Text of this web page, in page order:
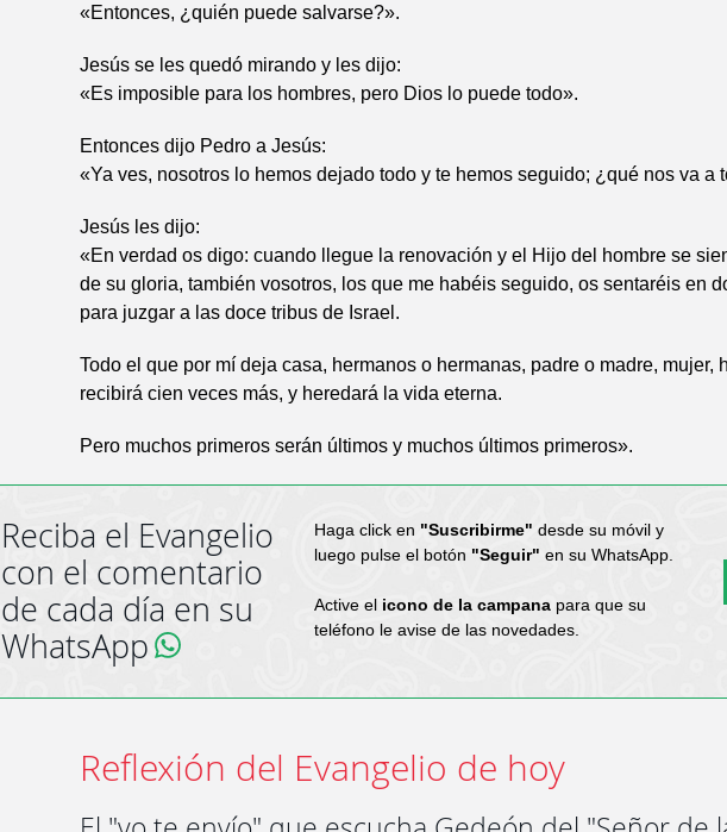
«Entonces, ¿quién puede salvarse?».
Jesús se les quedó mirando y les dijo:
«Es imposible para los hombres, pero Dios lo puede todo».
Entonces dijo Pedro a Jesús:
«Ya ves, nosotros lo hemos dejado todo y te hemos seguido; ¿qué nos va a
Jesús les dijo:
«En verdad os digo: cuando llegue la renovación y el Hijo del hombre se
de su gloria, también vosotros, los que me habéis seguido, os sentaréis en
para juzgar a las doce tribus de Israel.
Todo el que por mí deja casa, hermanos o hermanas, padre o madre, mujer,
recibirá cien veces más, y heredará la vida eterna.
Pero muchos primeros serán últimos y muchos últimos primeros».
Reciba el Evangelio
con el comentario
de cada día en su
WhatsApp
Haga click en "Suscribirme" desde su móvil y
luego pulse el botón "Seguir" en su WhatsApp.
Active el icono de la campanapara que su
teléfono le avise de las novedades.
Reflexión del Evangelio de hoy